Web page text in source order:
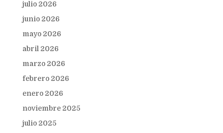
julio 2026
junio 2026
mayo 2026
abril 2026
marzo 2026
febrero 2026
enero 2026
noviembre 2025
julio 2025